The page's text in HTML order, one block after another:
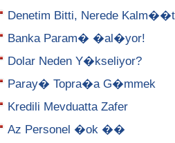
Denetim Bitti, Nerede
Banka Param� �al�yor!
Dolar Neden Y�kseliyor?
Paray� Topra�a G�mmek
Kredili Mevduatta Zafer
Az Personel �ok ��